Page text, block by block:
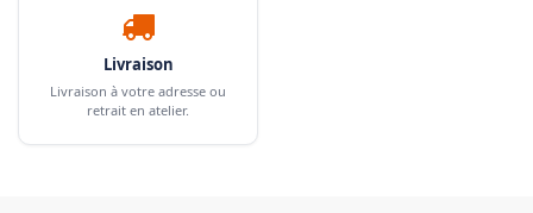
Livraison
Livraison à votre adresse ou
retrait en atelier.